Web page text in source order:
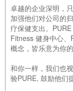
卓越的企业深明，
加强他们对公司的
疗保健支出。
Fitness 健身中心
概念，皆乐意为你
和你一样，我们也
验PURE, 鼓励他们